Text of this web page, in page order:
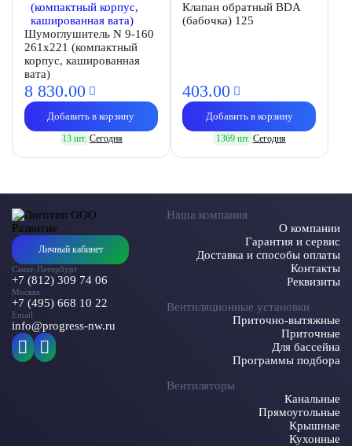
Шумоглушитель N 9-160
261х221 (компактный
корпус, кашированная
вата)
8 830.00
Добавить в корзину
13 шт. Сегодня
Клапан обратный BDA
(бабочка) 125
403.00
Добавить в корзину
1369 шт. Сегодня
Личный кабинет
Санкт-Петербург
+7 (812) 309 74 06
Москва
+7 (495) 668 10 22
Email
info@progress-nw.ru
Наша компания
О компании
Гарантия и сервис
Доставка и способы оплаты
Контакты
Реквизиты
Вентиляционные установки
Приточно-вытяжные
Приточные
Для бассейна
Программы подбора
Вентиляторы
Канальные
Прямоугольные
Крышные
Кухонные